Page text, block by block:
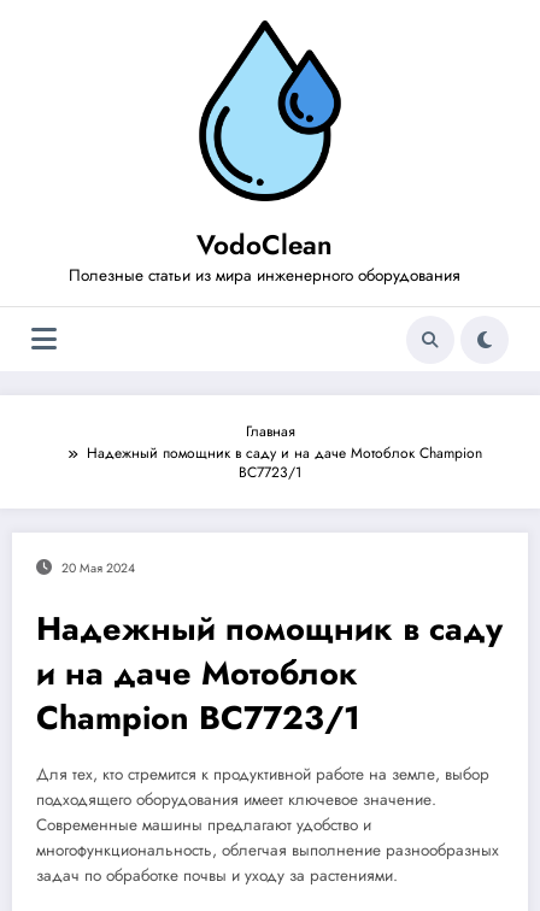
VodoClean
Полезные статьи из мира инженерного оборудования
Главная
Надежный помощник в саду и на даче Мотоблок Champion
BC7723/1
20 Мая 2024
Надежный помощник в саду
и на даче Мотоблок
Champion BC7723/1
Для тех, кто стремится к продуктивной работе на земле, выбор
подходящего оборудования имеет ключевое значение.
Современные машины предлагают удобство и
многофункциональность, облегчая выполнение разнообразных
задач по обработке почвы и уходу за растениями.